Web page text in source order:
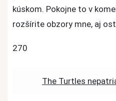
kúskom. Pokojne to v
rozšírite obzory mne, aj
270
PostThe Turtles